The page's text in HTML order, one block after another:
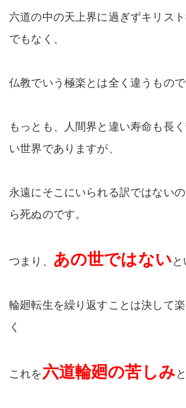
六道の中の天上界に過ぎずキリス
でもなく、
仏教でいう極楽とは全く違うもので
もっとも、人間界と違い寿命も長
い世界でありますが、
永遠にそこにいられる訳ではない
ら死ぬのです。
つまり、 あの世ではない
輪廻転生を繰り返すことは決して
く
これを六道輪廻の苦しみ